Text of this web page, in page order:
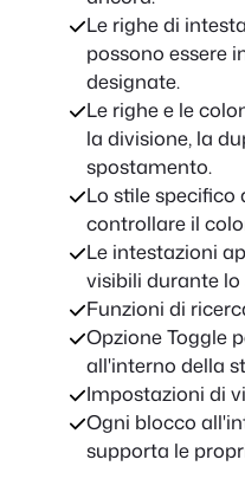
Le righe di
possono essere
designate.
Le righe e le
la divisione, la
spostamento.
Lo stile specifico
controllare il
Le intestazioni
visibili durante
Funzioni di
Opzione Toggle
all'interno della
Impostazioni di
Ogni blocco
supporta le